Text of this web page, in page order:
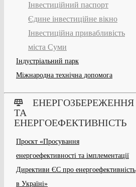
Інвестиційний паспорт
Єдине інвестиційне вікно
Інвестиційна привабливість
міста Суми
Індустріальний парк
Міжнародна технічна допомога
ЕНЕРГОЗБЕРЕЖЕННЯ
ТА
ЕНЕРГОЕФЕКТИВНІСТЬ
Проєкт «Просування
енергоефективності та імплементації
Директиви ЄС про енергоефективність
в Україні»